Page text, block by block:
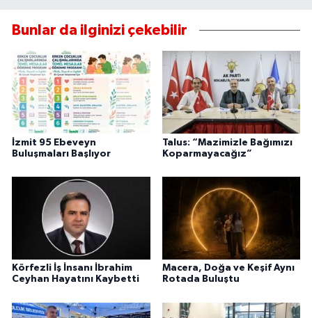
Bunlar da ilginizi çekebilir
İzmit 95 Ebeveyn
Buluşmaları Başlıyor
Talus: “Mazimizle Bağımızı
Koparmayacağız”
Körfezli İş İnsanı İbrahim
Ceyhan Hayatını Kaybetti
Macera, Doğa ve Keşif Aynı
Rotada Buluştu